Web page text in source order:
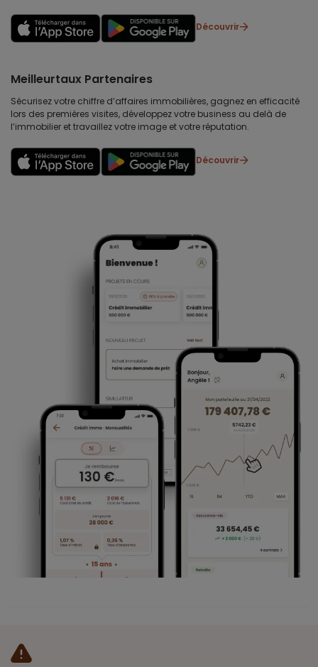
Découvrir
Meilleurtaux Partenaires
Sécurisez votre chiffre d’affaires immobilières, gagnez en efficacité
lors des premières visites, développez votre business au delà de
l’immobilier et travaillez votre image et votre réputation.
Découvrir